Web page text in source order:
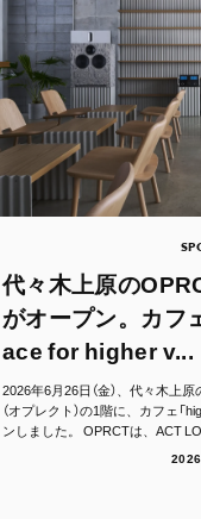
代々木上原の
がオープン。カフ
ace for higher v...
2026年6月26日（金）、代々木上
（オプレクト）の1階に、カフェ「
ンしました。 OPRCTは、ACT